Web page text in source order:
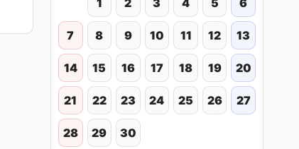
7 8 9 10 11 12 13
14 15 16 17 18 19 20
21 22 23 24 25 26 27
28 29 30